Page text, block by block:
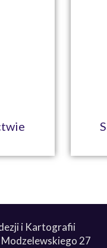
i Kartografii
27